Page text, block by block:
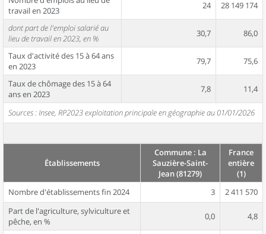
travail en 2023
24 28 149 174
dont part de l'emploi salarié au
lieu de travail en 2023, en %
30,7 86,0
Taux d'activité des 15 à 64 ans
en 2023
79,7 75,6
Taux de chômage des 15 à 64
ans en 2023
7,8 11,4
Sources : Insee, RP2023 exploitation principale en géographie au 01/01/2026
Établissements
Commune : La
Sauzière-Saint-
Jean (81279)
France
entière
(1)
Nombre d'établissements fin 2024
3
2 411 570
Part de l'agriculture, sylviculture et
pêche, en %
0,0 4,8